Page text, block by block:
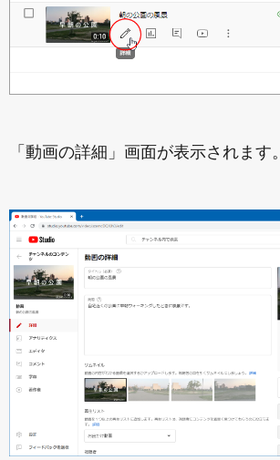
「動画の詳細」画面が表示されます。